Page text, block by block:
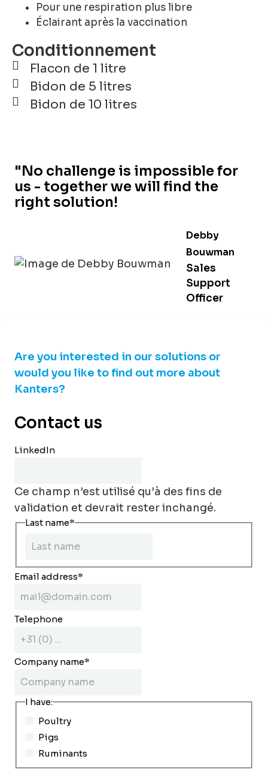
Pour une respiration plus libre
Éclairant après la vaccination
Conditionnement
Flacon de 1 litre
Bidon de 5 litres
Bidon de 10 litres
"No challenge is impossible for
us - together we will find the
right solution!
Debby
Bouwman
Sales
Support
Officer
Are you interested in our solutions or
would you like to find out more about
Kanters?
Contact us
LinkedIn
Ce champ n’est utilisé qu’à des fins de
validation et devrait rester inchangé.
Last name*
Email address*
Telephone
Company name*
I have:
Poultry
Pigs
Ruminants